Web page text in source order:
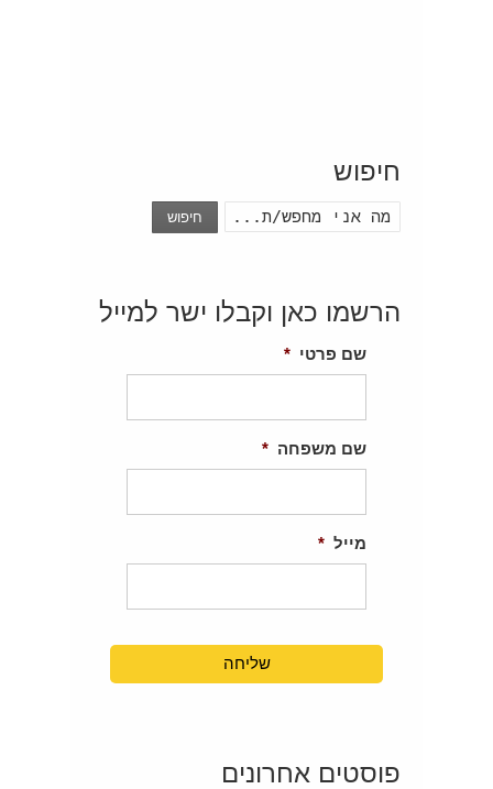
חיפוש
חיפוש
הרשמו כאן וקבלו ישר למייל
שם פרטי *
שם משפחה *
מייל *
פוסטים אחרונים